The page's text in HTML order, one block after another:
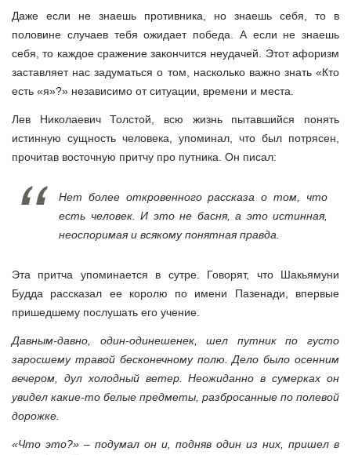
Даже если не знаешь противника, но знаешь себя, то в
половине случаев тебя ожидает победа. А если не знаешь
себя, то каждое сражение закончится неудачей. Этот афоризм
заставляет нас задуматься о том, насколько важно знать «Кто
есть «я»?» независимо от ситуации, времени и места.
Лев Николаевич Толстой, всю жизнь пытавшийся понять
истинную сущность человека, упоминал, что был потрясен,
прочитав восточную притчу про путника. Он писал:
Нет более откровенного рассказа о том, что
есть человек. И это не басня, а это истинная,
неоспоримая и всякому понятная правда.
Эта притча упоминается в сутре. Говорят, что Шакьямуни
Будда рассказал ее королю по имени Пазенади, впервые
пришедшему послушать его учение.
Давным-давно, один-одинешенек, шел путник по густо
заросшему травой бесконечному полю. Дело было осенним
вечером, дул холодный ветер. Неожиданно в сумерках он
увидел какие-то белые предметы, разбросанные по полевой
дорожке.
«Что это?» – подумал он и, подняв один из них, пришел в